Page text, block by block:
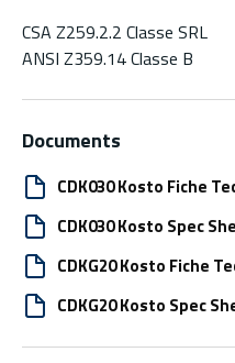
CSA Z259.2.2 Classe SRL
ANSI Z359.14 Classe B
Documents
CDK030 Kosto Fiche
CDK030 Kosto Spec
CDKG20 Kosto Fiche
CDKG20 Kosto Spec